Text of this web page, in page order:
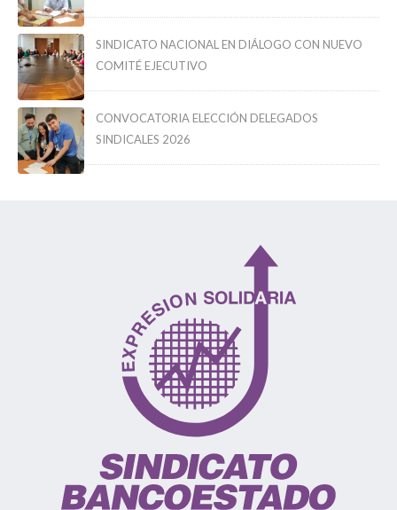
SINDICATO NACIONAL EN DIÁLOGO CON NUEVO
COMITÉ EJECUTIVO
CONVOCATORIA ELECCIÓN DELEGADOS
SINDICALES 2026